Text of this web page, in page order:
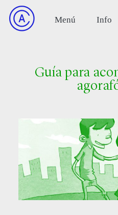
Guía para